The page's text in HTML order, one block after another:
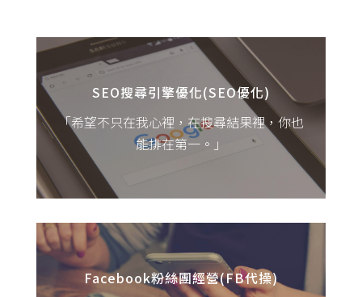
SEO搜尋引擎優化(SEO優化)
「希望不只在我心裡，在搜尋結果裡，你也
能排在第一。」
有需要就會有”搜尋”，在廣大的搜尋結果
海之中，要獲得展露頭角的機會並不容易；
不過剛好，我們擁有多年SEO操作經驗，或
許可以幫得上您。
【SEO搜尋引擎優化服務(簡稱SEO優化)：針
對網站進行全站式SEO優化，協助您的網站
可以獲得更多消費者的關注與青睞。】
Facebook粉絲團經營(FB代操)
社群媒體經營已然成為時下最重要的行銷方
式之一，如何藉由社群平台達到想要的曝光
是眾商家必爭之地。